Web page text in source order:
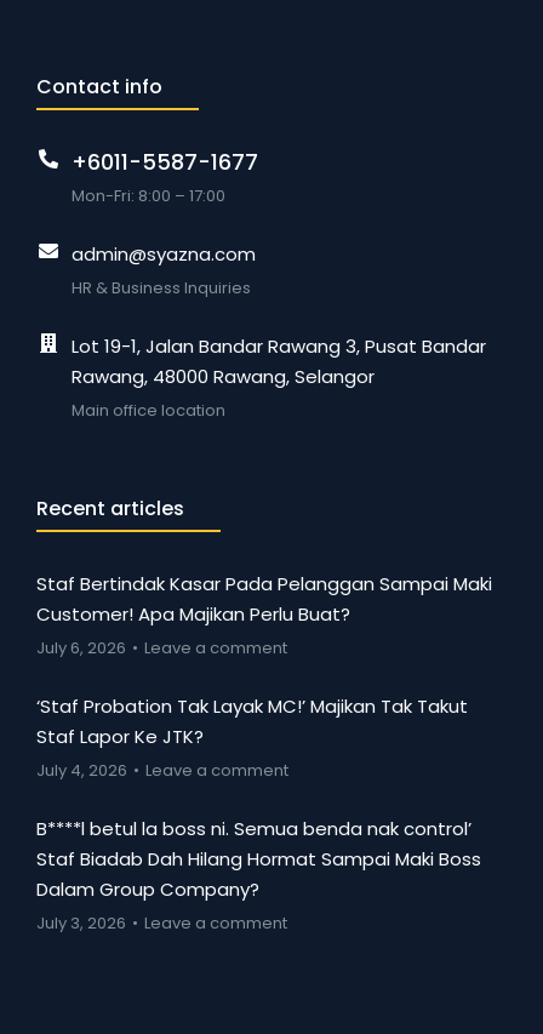
Contact info
+6011-5587-1677
Mon-Fri: 8:00 – 17:00
admin@syazna.com
HR & Business Inquiries
Lot 19-1, Jalan Bandar Rawang 3, Pusat Bandar
Rawang, 48000 Rawang, Selangor
Main office location
Recent articles
Staf Bertindak Kasar Pada Pelanggan Sampai Maki
Customer! Apa Majikan Perlu Buat?
July 6, 2026 Leave a comment
‘Staf Probation Tak Layak MC!’ Majikan Tak Takut
Staf Lapor Ke JTK?
July 4, 2026 Leave a comment
B****l betul la boss ni. Semua benda nak control’
Staf Biadab Dah Hilang Hormat Sampai Maki Boss
Dalam Group Company?
July 3, 2026 Leave a comment